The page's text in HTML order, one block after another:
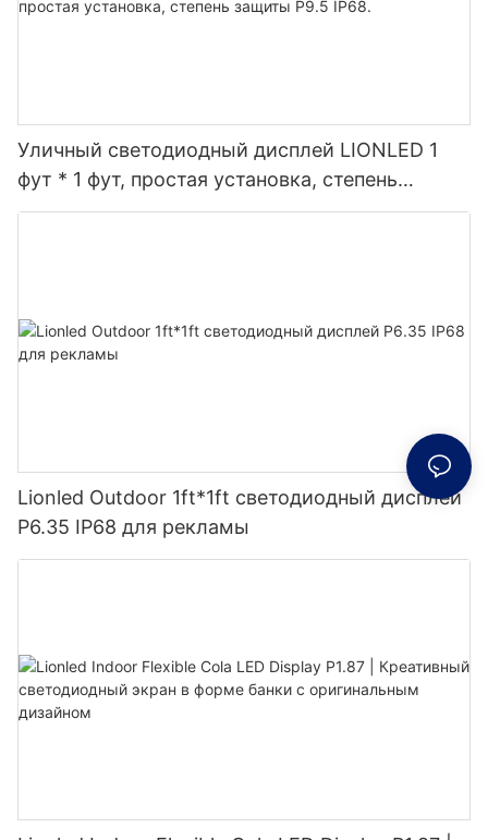
Уличный светодиодный дисплей LIONLED 1
фут * 1 фут, простая установка, степень
защиты P9.5 IP68.
Lionled Outdoor 1ft*1ft светодиодный дисплей
P6.35 IP68 для рекламы